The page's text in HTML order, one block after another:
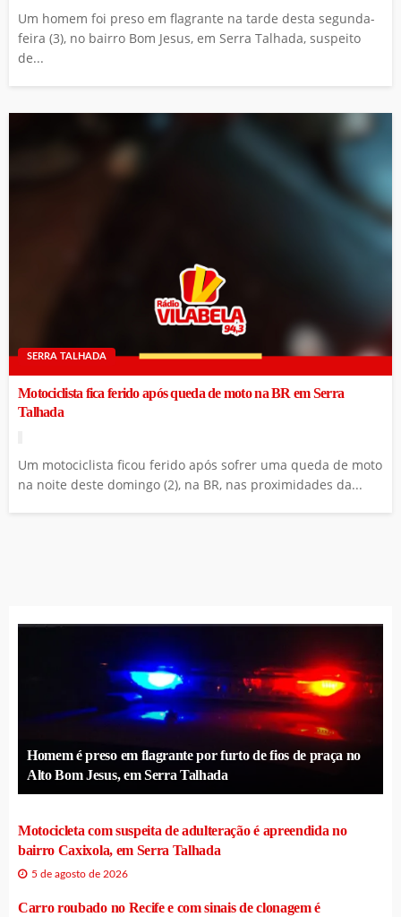
Um homem foi preso em flagrante na tarde desta segunda-
feira (3), no bairro Bom Jesus, em Serra Talhada, suspeito
de...
SERRA TALHADA
Motociclista fica ferido após queda de moto na BR em Serra
Talhada
Um motociclista ficou ferido após sofrer uma queda de moto
na noite deste domingo (2), na BR, nas proximidades da...
Homem é preso em flagrante por furto de fios de praça no
Alto Bom Jesus, em Serra Talhada
Motocicleta com suspeita de adulteração é apreendida no
bairro Caxixola, em Serra Talhada
5 de agosto de 2026
Carro roubado no Recife e com sinais de clonagem é